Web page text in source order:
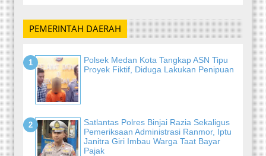
PEMERINTAH DAERAH
Polsek Medan Kota Tangkap ASN Tipu
Proyek Fiktif, Diduga Lakukan Penipuan
Satlantas Polres Binjai Razia Sekaligus
Pemeriksaan Administrasi Ranmor, Iptu
Janitra Giri Imbau Warga Taat Bayar
Pajak